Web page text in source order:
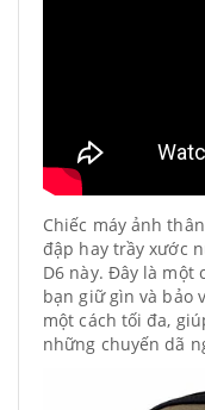
Chiếc máy ảnh
đập hay trầy xước
D6 này. Đây là một
bạn giữ gìn và bảo
một cách tối đa,
những chuyến dã